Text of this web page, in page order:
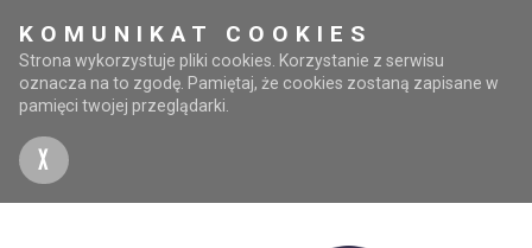
KOMUNIKAT COOKIES
Strona wykorzystuje pliki cookies. Korzystanie z serwisu
oznacza na to zgodę. Pamiętaj, że cookies zostaną zapisane w
pamięci twojej przeglądarki.
X